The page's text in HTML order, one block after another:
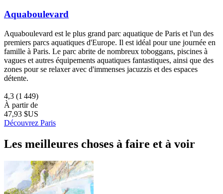
Aquaboulevard
Aquaboulevard est le plus grand parc aquatique de Paris et l'un des
premiers parcs aquatiques d'Europe. Il est idéal pour une journée en
famille à Paris. Le parc abrite de nombreux toboggans, piscines à
vagues et autres équipements aquatiques fantastiques, ainsi que des
zones pour se relaxer avec d'immenses jacuzzis et des espaces
détente.
4,3 (1 449)
À partir de
47,93 $US
Découvrez Paris
Les meilleures choses à faire et à voir